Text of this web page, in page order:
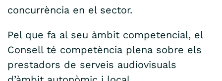
concurrència en el sector.
Pel que fa al seu àmbit competencial, el
Consell té competència plena sobre els
prestadors de serveis audiovisuals